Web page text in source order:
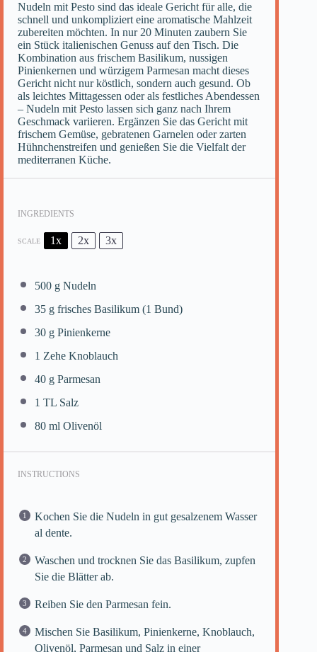
Nudeln mit Pesto sind das ideale Gericht für alle, die
schnell und unkompliziert eine aromatische Mahlzeit
zubereiten möchten. In nur 20 Minuten zaubern Sie
ein Stück italienischen Genuss auf den Tisch. Die
Kombination aus frischem Basilikum, nussigen
Pinienkernen und würzigem Parmesan macht dieses
Gericht nicht nur köstlich, sondern auch gesund. Ob
als leichtes Mittagessen oder als festliches Abendessen
– Nudeln mit Pesto lassen sich ganz nach Ihrem
Geschmack variieren. Ergänzen Sie das Gericht mit
frischem Gemüse, gebratenen Garnelen oder zarten
Hühnchenstreifen und genießen Sie die Vielfalt der
mediterranen Küche.
INGREDIENTS
SCALE 1x 2x 3x
500 g Nudeln
35 g frisches Basilikum (1 Bund)
30 g Pinienkerne
1 Zehe Knoblauch
40 g Parmesan
1 TL Salz
80 ml Olivenöl
INSTRUCTIONS
Kochen Sie die Nudeln in gut gesalzenem Wasser
al dente.
Waschen und trocknen Sie das Basilikum, zupfen
Sie die Blätter ab.
Reiben Sie den Parmesan fein.
Mischen Sie Basilikum, Pinienkerne, Knoblauch,
Olivenöl, Parmesan und Salz in einer